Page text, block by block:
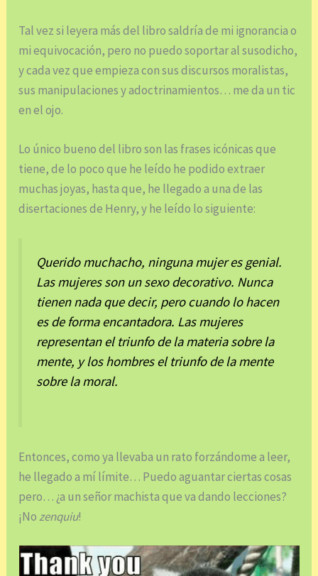
Tal vez si leyera más del libro saldría de mi ignorancia o
mi equivocación, pero no puedo soportar al susodicho,
y cada vez que empieza con sus discursos moralistas,
sus manipulaciones y adoctrinamientos… me da un tic
en el ojo.
Lo único bueno del libro son las frases icónicas que
tiene, de lo poco que he leído he podido extraer
muchas joyas, hasta que, he llegado a una de las
disertaciones de Henry, y he leído lo siguiente:
Querido muchacho, ninguna mujer es genial.
Las mujeres son un sexo decorativo. Nunca
tienen nada que decir, pero cuando lo hacen
es de forma encantadora. Las mujeres
representan el triunfo de la materia sobre la
mente, y los hombres el triunfo de la mente
sobre la moral.
Entonces, como ya llevaba un rato forzándome a leer,
he llegado a mí límite… Puedo aguantar ciertas cosas
pero… ¿a un señor machista que va dando lecciones?
¡Nozenquiu!